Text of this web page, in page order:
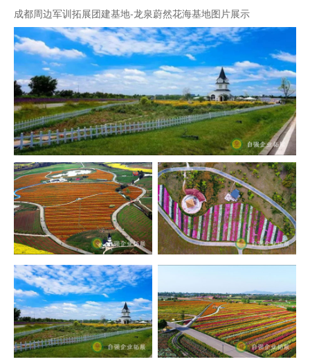
成都周边军训拓展团建基地-龙泉蔚然花海基地图片展示